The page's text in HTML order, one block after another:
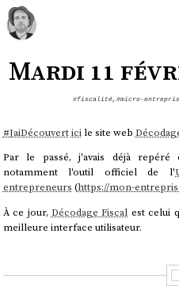
Mardi 11
#fiscalité, #micro-
#JaiDécouverticile site web
Par le passé, j'avais déjà repéré
notamment l'outil officiel de l'
entrepreneurs (https://mon-
À ce jour, Décodage Fiscal est celui
meilleure interface utilisateur.